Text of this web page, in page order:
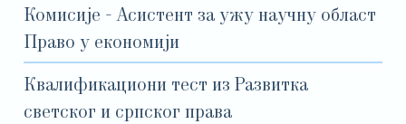
Комисије - Асистент за ужу научну област
Право у економији
Квалификациони тест из Развитка
светског и српског права